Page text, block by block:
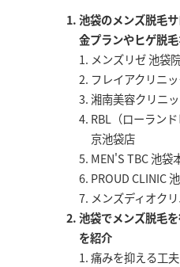
池袋のメンズ脱毛
金プランやヒゲ脱
メンズリゼ 池袋
フレイアクリニ
湘南美容クリニ
RBL（ローラン
京池袋店
MEN'S TBC 池袋
PROUD CLINIC
メンズディオク
池袋でメンズ脱毛
を紹介
痛みを抑える工